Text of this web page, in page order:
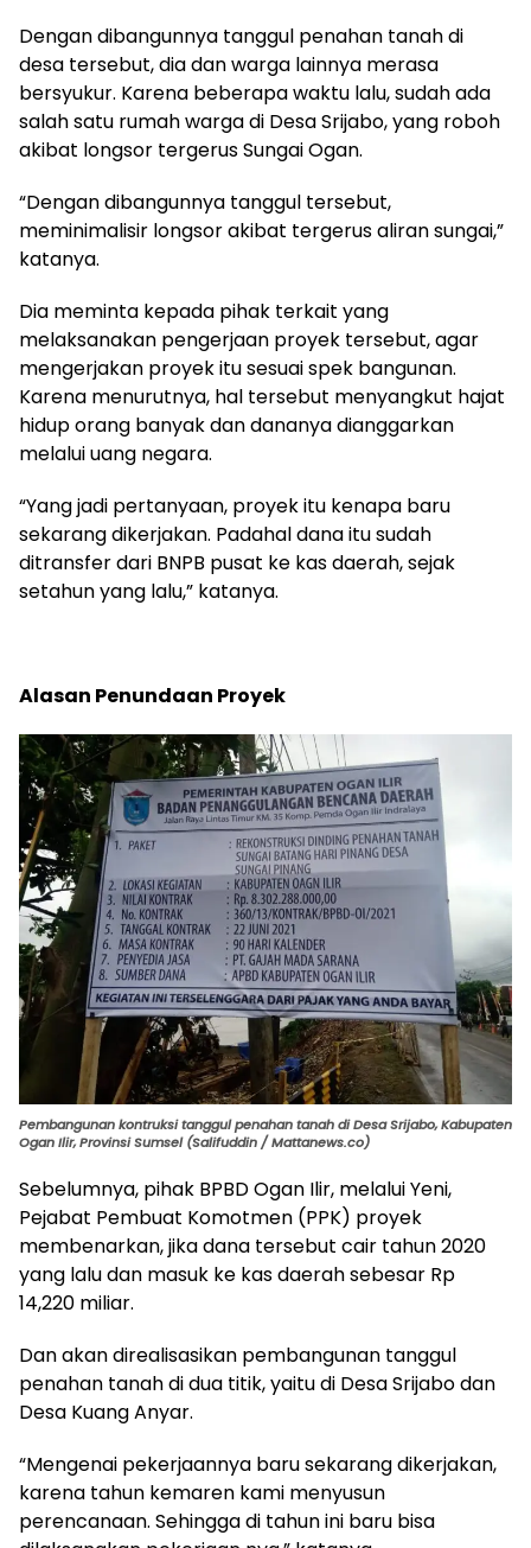
Dengan dibangunnya tanggul penahan tanah di
desa tersebut, dia dan warga lainnya merasa
bersyukur. Karena beberapa waktu lalu, sudah ada
salah satu rumah warga di Desa Srijabo, yang roboh
akibat longsor tergerus Sungai Ogan.
“Dengan dibangunnya tanggul tersebut,
meminimalisir longsor akibat tergerus aliran sungai,”
katanya.
Dia meminta kepada pihak terkait yang
melaksanakan pengerjaan proyek tersebut, agar
mengerjakan proyek itu sesuai spek bangunan.
Karena menurutnya, hal tersebut menyangkut hajat
hidup orang banyak dan dananya dianggarkan
melalui uang negara.
“Yang jadi pertanyaan, proyek itu kenapa baru
sekarang dikerjakan. Padahal dana itu sudah
ditransfer dari BNPB pusat ke kas daerah, sejak
setahun yang lalu,” katanya.
Alasan Penundaan Proyek
Pembangunan kontruksi tanggul penahan tanah di Desa Srijabo, Kabupaten
Ogan Ilir, Provinsi Sumsel (Salifuddin / Mattanews.co)
Sebelumnya, pihak BPBD Ogan Ilir, melalui Yeni,
Pejabat Pembuat Komotmen (PPK) proyek
membenarkan, jika dana tersebut cair tahun 2020
yang lalu dan masuk ke kas daerah sebesar Rp
14,220 miliar.
Dan akan direalisasikan pembangunan tanggul
penahan tanah di dua titik, yaitu di Desa Srijabo dan
Desa Kuang Anyar.
“Mengenai pekerjaannya baru sekarang dikerjakan,
karena tahun kemaren kami menyusun
perencanaan. Sehingga di tahun ini baru bisa